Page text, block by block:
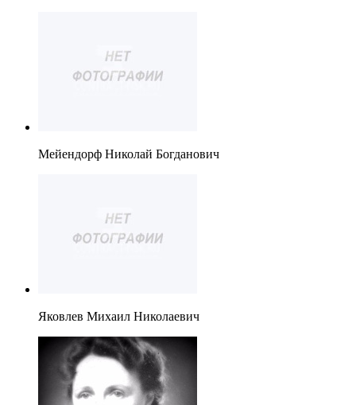
Мейендорф Николай Богданович
Яковлев Михаил Николаевич